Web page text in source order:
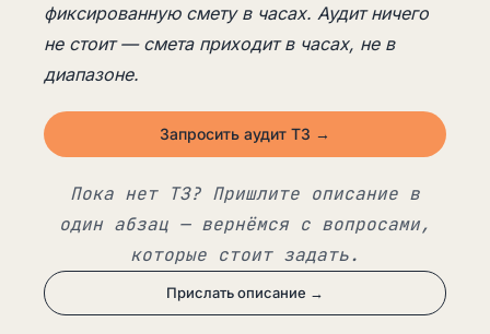
фиксированную смету в часах. Аудит ничего
не стоит — смета приходит в часах, не в
диапазоне.
Запросить аудит ТЗ →
Пока нет ТЗ? Пришлите описание в
один абзац — вернёмся с вопросами,
которые стоит задать.
Прислать описание →